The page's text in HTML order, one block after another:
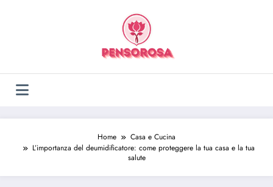
Home
Casa e Cucina
L’importanza del deumidificatore: come proteggere la tua casa e la tua
salute